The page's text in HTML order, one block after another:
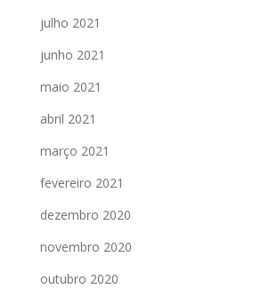
julho 2021
junho 2021
maio 2021
abril 2021
março 2021
fevereiro 2021
dezembro 2020
novembro 2020
outubro 2020